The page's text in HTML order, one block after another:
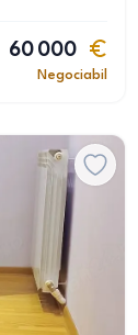
60 000
Negociabil